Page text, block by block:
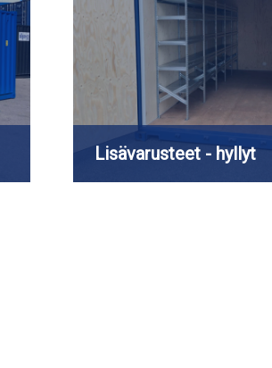
Lisävarusteet - hyllyt